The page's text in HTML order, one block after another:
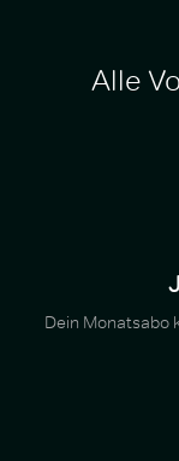
Alle
Dein Monatsabo